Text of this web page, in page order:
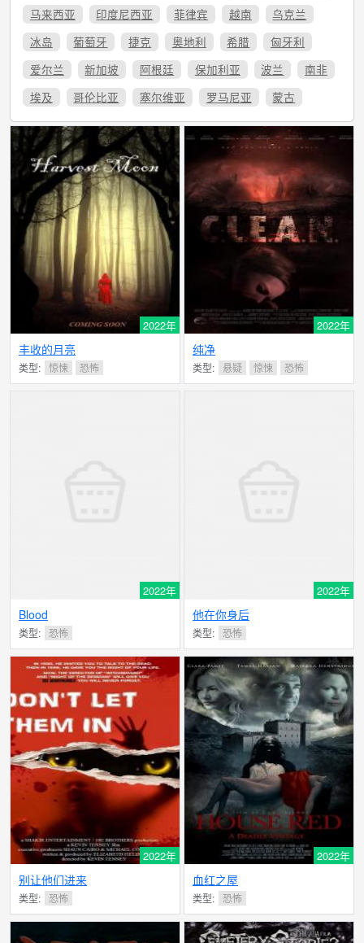
马来西亚
印度尼西亚 菲律宾 越南
乌克兰
冰岛
葡萄牙 捷克 奥地利 希腊
匈牙利
爱尔兰
新加坡 阿根廷 保加利亚 波兰
南非
埃及
哥伦比亚 塞尔维亚 罗马尼亚 蒙古
2022年
丰收的月亮
类型: 惊悚 恐怖
2022年
纯净
类型: 悬疑 惊悚 恐怖
2022年
Blood
类型: 恐怖
2022年
他在你身后
类型: 恐怖
2022年
别让他们进来
类型: 恐怖
2022年
血红之屋
类型: 恐怖